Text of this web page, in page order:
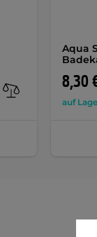
Aqua
8,30
auf